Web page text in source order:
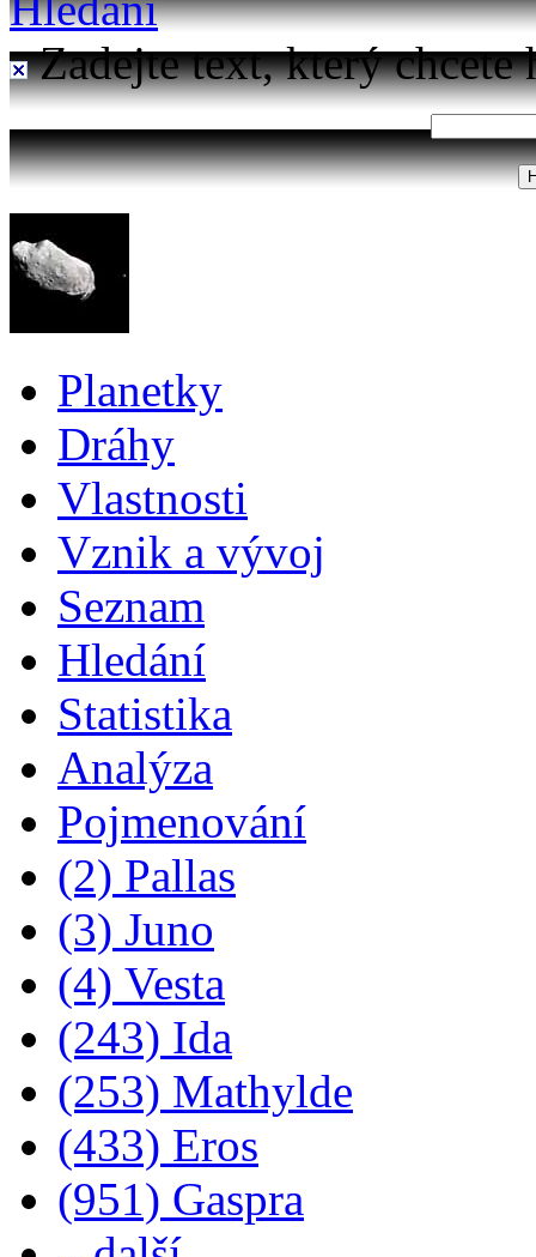
Zadejte text, který chcete
Planetky
Dráhy
Vlastnosti
Vznik a vývoj
Seznam
Hledání
Statistika
Analýza
Pojmenování
(2) Pallas
(3) Juno
(4) Vesta
(243) Ida
(253) Mathylde
(433) Eros
(951) Gaspra